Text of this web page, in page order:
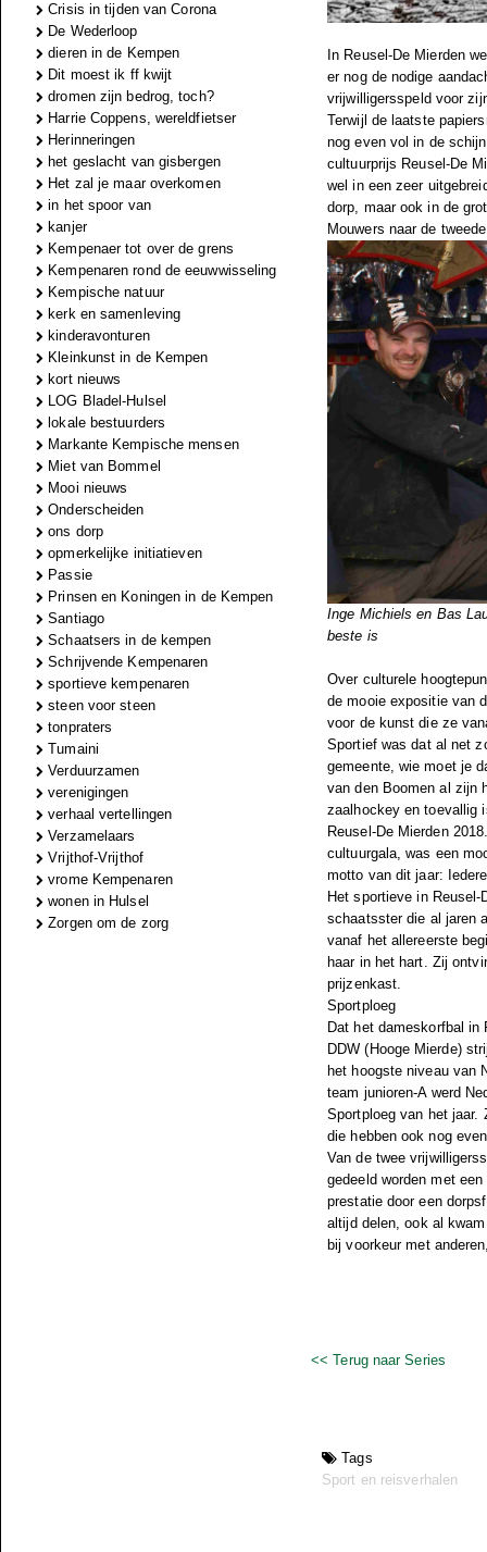
Crisis in tijden van Corona
De Wederloop
dieren in de Kempen
Dit moest ik ff kwijt
dromen zijn bedrog, toch?
Harrie Coppens, wereldfietser
Herinneringen
het geslacht van gisbergen
Het zal je maar overkomen
in het spoor van
kanjer
Kempenaer tot over de grens
Kempenaren rond de eeuwwisseling
Kempische natuur
kerk en samenleving
kinderavonturen
Kleinkunst in de Kempen
kort nieuws
LOG Bladel-Hulsel
lokale bestuurders
Markante Kempische mensen
Miet van Bommel
Mooi nieuws
Onderscheiden
ons dorp
opmerkelijke initiatieven
Passie
Prinsen en Koningen in de Kempen
Santiago
Schaatsers in de kempen
Schrijvende Kempenaren
sportieve kempenaren
steen voor steen
tonpraters
Tumaini
Verduurzamen
verenigingen
verhaal vertellingen
Verzamelaars
Vrijthof-Vrijthof
vrome Kempenaren
wonen in Hulsel
Zorgen om de zorg
In Reusel-De Mierden
er nog de nodige
vrijwilligersspeld voor
Terwijl de laatste
nog even vol in de
cultuurprijs Reusel-De
wel in een zeer
dorp, maar ook in de
Mouwers naar de
Inge Michiels en Bas
beste is
Over culturele
de mooie expositie van
voor de kunst die ze
Sportief was dat al net
gemeente, wie moet je
van den Boomen al zijn
zaalhockey en toevallig
Reusel-De Mierden
cultuurgala, was een
motto van dit jaar:
Het sportieve in
schaatsster die al jaren
vanaf het allereerste
haar in het hart. Zij
prijzenkast.
Sportploeg
Dat het dameskorfbal in
DDW (Hooge Mierde)
het hoogste niveau van
team junioren-A werd
Sportploeg van het jaar.
die hebben ook nog
Van de twee
gedeeld worden met
prestatie door een
altijd delen, ook al
bij voorkeur met
<< Terug naar Series
Tags
Sport en reisverhalen